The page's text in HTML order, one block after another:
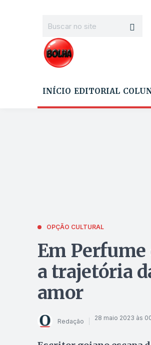
INÍCIO EDITORIAL
OPÇÃO CULTURAL
Em Perfume
a trajetória
amor
Redação 28 maio 2023 às